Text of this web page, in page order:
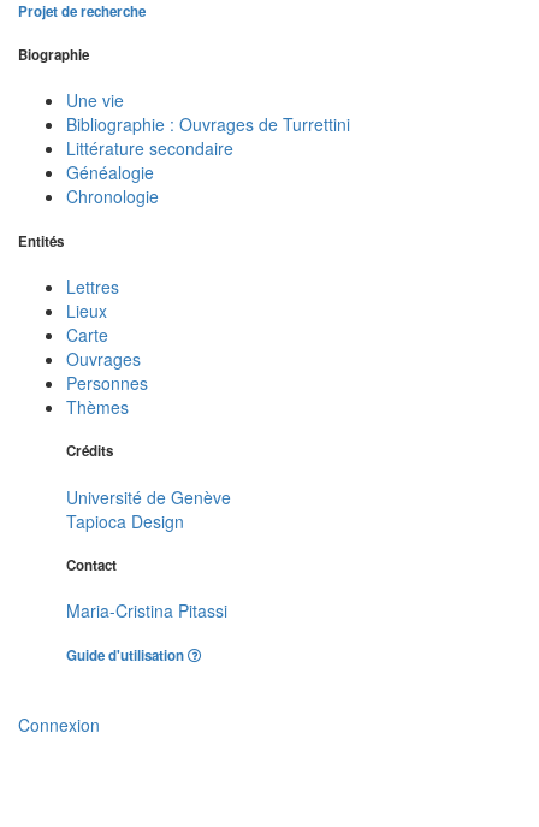
Projet de recherche
Biographie
Une vie
Bibliographie : Ouvrages de Turrettini
Littérature secondaire
Généalogie
Chronologie
Entités
Lettres
Lieux
Carte
Ouvrages
Personnes
Thèmes
Crédits
Université de Genève
Tapioca Design
Contact
Maria-Cristina Pitassi
Guide d'utilisation
Connexion